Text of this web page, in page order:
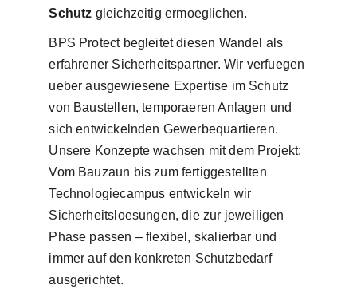
Schutz gleichzeitig ermoeglichen.
BPS Protect begleitet diesen Wandel als
erfahrener Sicherheitspartner. Wir verfuegen
ueber ausgewiesene Expertise im Schutz
von Baustellen, temporaeren Anlagen und
sich entwickelnden Gewerbequartieren.
Unsere Konzepte wachsen mit dem Projekt:
Vom Bauzaun bis zum fertiggestellten
Technologiecampus entwickeln wir
Sicherheitsloesungen, die zur jeweiligen
Phase passen – flexibel, skalierbar und
immer auf den konkreten Schutzbedarf
ausgerichtet.